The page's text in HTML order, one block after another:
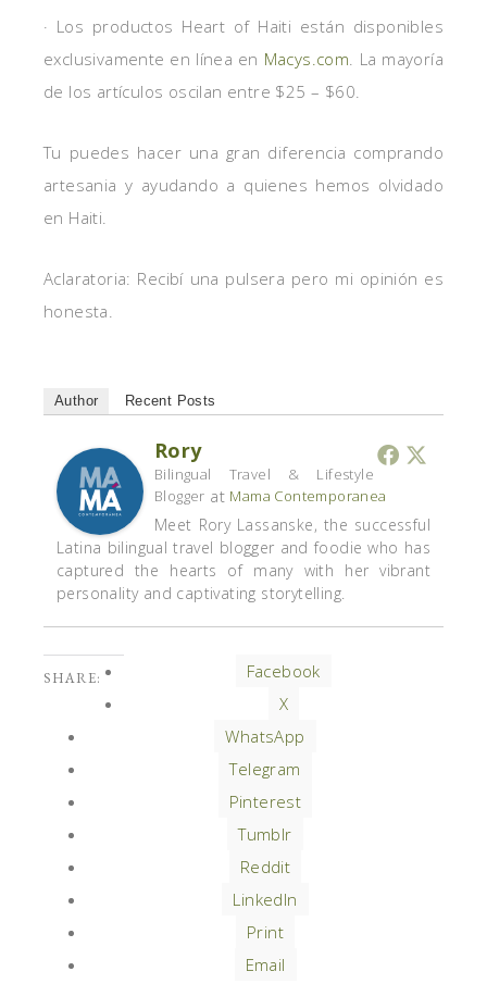
· Los productos Heart of Haiti están disponibles
exclusivamente en línea en Macys.com . La mayoría
de los artículos oscilan entre $25 – $60.
Tu puedes hacer una gran diferencia comprando
artesania y ayudando a quienes hemos olvidado
en Haiti.
Aclaratoria: Recibí una pulsera pero mi opinión es
honesta.
Author Recent Posts
Rory
Bilingual Travel & Lifestyle
Blogger at Mama Contemporanea
Meet Rory Lassanske, the successful
Latina bilingual travel blogger and foodie who has
captured the hearts of many with her vibrant
personality and captivating storytelling.
SHARE:
Facebook
X
WhatsApp
Telegram
Pinterest
Tumblr
Reddit
LinkedIn
Print
Email